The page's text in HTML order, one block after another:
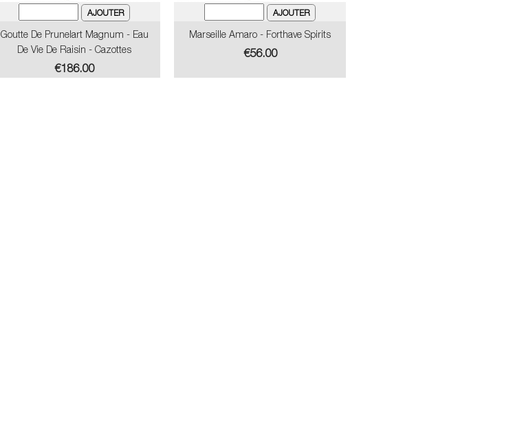
Goutte De Prunelart Magnum - Eau
De Vie De Raisin - Cazottes
Price
€186.00
Marseille Amaro - Forthave Spirits
Price
€56.00